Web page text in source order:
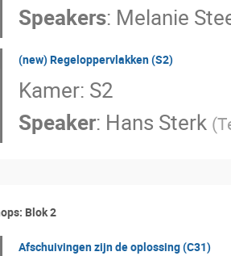
Speakers: Melanie
(new) Regeloppervlakken (S2)
Kamer: S2
Speaker: Hans Sterk (
Blok 2
Afschuivingen zijn de oplossing (C31)